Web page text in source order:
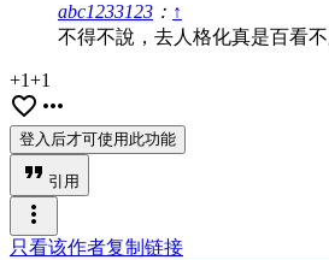
abc1233123 ： ↑
不得不說，去人格化真是百看
+1+1
favorite_border more_horiz
登入后才可使用此功能
format_quote 引用
more_vert
只看该作者复制链接